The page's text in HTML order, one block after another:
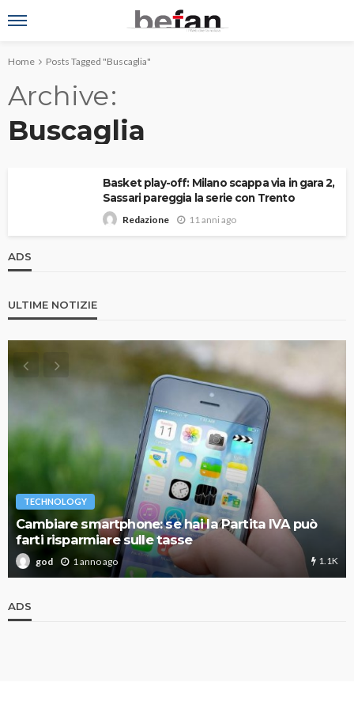
Home Posts Tagged "Buscaglia"
Archive
Buscaglia
Basket play-off: Milano scappa via in gara 2,
Sassari pareggia la serie con Trento
Redazione 11 anni ago
ADS
ULTIME NOTIZIE
TECHNOLOGY
Cambiare smartphone: se hai la Partita IVA può
farti risparmiare sulle tasse
god 1 anno ago 1.1K
ADS